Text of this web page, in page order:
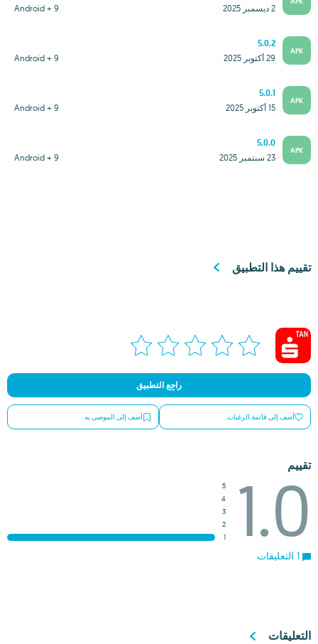
Android + 9 2 ديسمبر 2025
APK
5.0.2
Android + 9 29 أكتوبر 2025
APK
5.0.1
Android + 9 15 أكتوبر 2025
APK
5.0.0
Android + 9 23 سبتمبر 2025
تقييم هذا التطبيق
راجِع التطبيق
أضف إلى قائمة الرغبات أضف إلى الموصى به
تقييم
1.0
5
4
3
2
1
التعليقات